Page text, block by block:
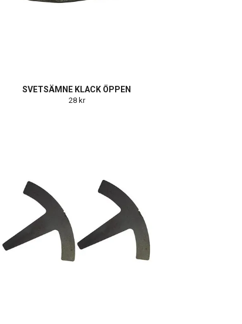
SVETSÄMNE KLACK ÖPPEN
28 kr